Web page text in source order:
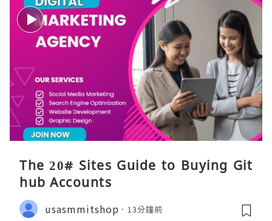
The 20# Sites Guide to Buying Git
hub Accounts
usasmmitshop 13分鐘前